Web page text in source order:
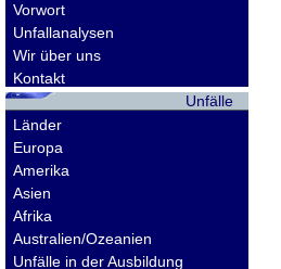
Vorwort
Unfallanalysen
Wir über uns
Kontakt
Unfälle
Länder
Europa
Amerika
Asien
Afrika
Australien/Ozeanien
Unfälle in der Ausbildung